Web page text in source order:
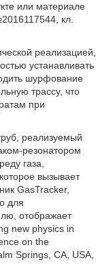
или материале
кл.
реализацией,
устанавливать
шурфование
трассу, что
при
реализуемый
резонатором
газа,
вызывает
GasTracker,
для
отображает
new physics in
on the
Springs, CA, USA,